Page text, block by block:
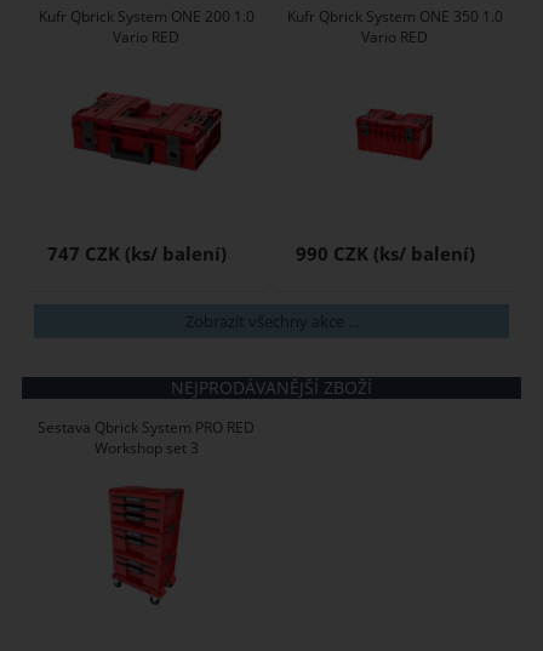
Kufr Qbrick System ONE 200 1.0
Vario RED
747 CZK
Kufr Qbrick System ONE 350 1.0
Vario RED
990 CZK
Zobrazit všechny akce ...
NEJPRODÁVANĚJŠÍ ZBOŽÍ
Sestava Qbrick System PRO RED
Workshop set 3